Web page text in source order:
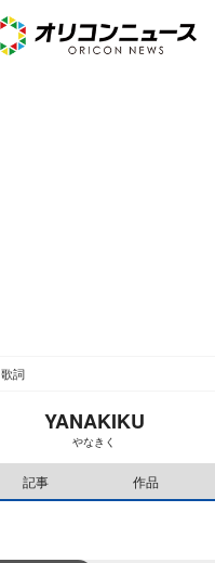
歌詞
YANAKIKU
なきく
記事 作品